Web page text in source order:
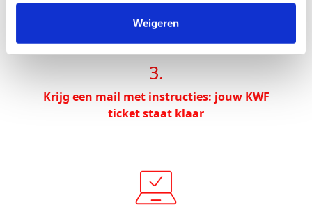
Weigeren
3.
Krijg een mail met instructies: jouw KWF
ticket staat klaar